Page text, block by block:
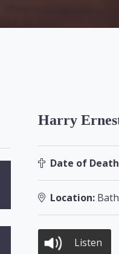
Harry
Date of
Location:
Listen